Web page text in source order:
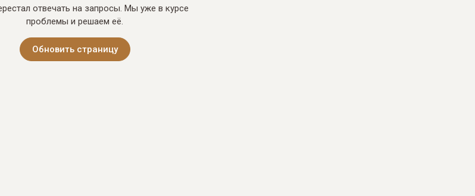
отвечать на запросы. Мы уже в курсе
проблемы и решаем её.
Обновить страницу